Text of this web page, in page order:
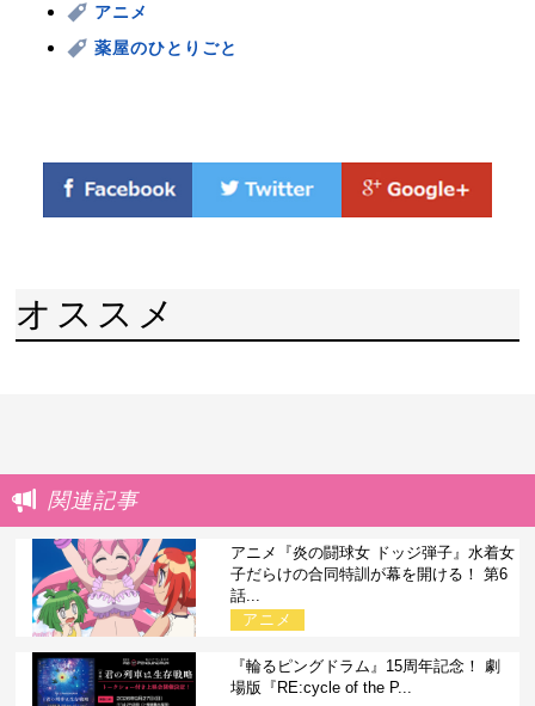
アニメ
薬屋のひとりごと
オススメ
関連記事
アニメ『炎の闘球女 ドッジ弾子』水着女
子だらけの合同特訓が幕を開ける！ 第6
話...
アニメ
『輪るピングドラム』15周年記念！ 劇
場版『RE:cycle of the P...